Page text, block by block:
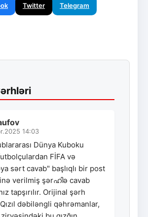
Twitter Telegram
14:03
Dünya Kuboku
FİFA və
sərt cavab" başlıqlı bir post
verilmiş şərഹിə cavab
tapşırılır. Orijinal şərh
dəbiləngli qəhrəmanlar,